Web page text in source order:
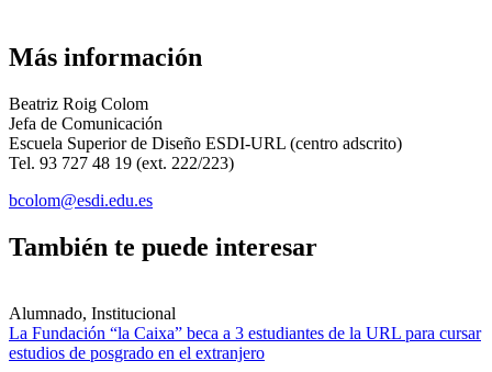
Más información
Beatriz Roig Colom
Jefa de Comunicación
Escuela Superior de Diseño ESDI-URL (centro adscrito)
Tel. 93 727 48 19 (ext. 222/223)
bcolom@esdi.edu.es
También te puede interesar
Alumnado, Institucional
La Fundación “la Caixa” beca a 3 estudiantes de la URL para cursar
estudios de posgrado en el extranjero